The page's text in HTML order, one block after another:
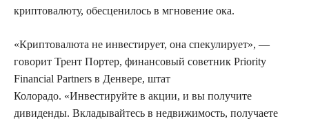
криптовалюту, обесценилось в мгновение ока.
«Криптовалюта не инвестирует, она спекулирует», —
говорит Трент Портер, финансовый советник Priority
Financial Partners в Денвере, штат
Колорадо. «Инвестируйте в акции, и вы получите
дивиденды. Вкладывайтесь в недвижимость, получаете